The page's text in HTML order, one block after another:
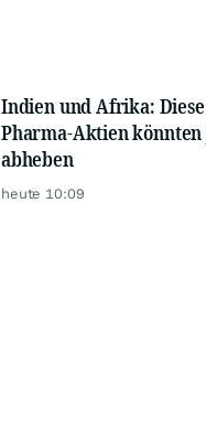
Indien und Afrika: Diese
Pharma-Aktien
abheben
heute 10:09